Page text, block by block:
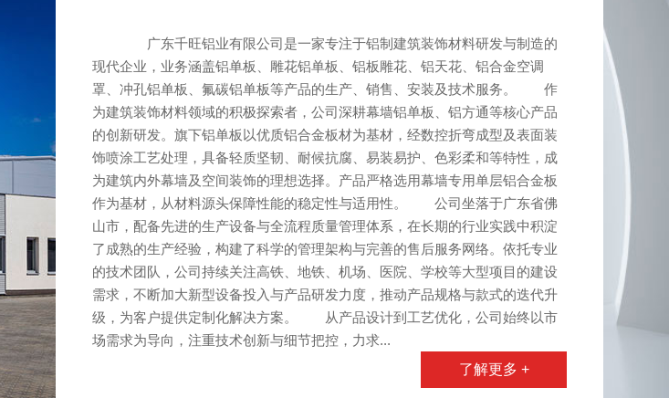
广东千旺铝业有限公司是一家专注于铝制建筑装饰材料研发与制造的
现代企业，业务涵盖铝单板、雕花铝单板、铝板雕花、铝天花、铝合金空调
罩、冲孔铝单板、氟碳铝单板等产品的生产、销售、安装及技术服务。 作
为建筑装饰材料领域的积极探索者，公司深耕幕墙铝单板、铝方通等核心产品
的创新研发。旗下铝单板以优质铝合金板材为基材，经数控折弯成型及表面装
饰喷涂工艺处理，具备轻质坚韧、耐候抗腐、易装易护、色彩柔和等特性，成
为建筑内外幕墙及空间装饰的理想选择。产品严格选用幕墙专用单层铝合金板
作为基材，从材料源头保障性能的稳定性与适用性。 公司坐落于广东省佛
山市，配备先进的生产设备与全流程质量管理体系，在长期的行业实践中积淀
了成熟的生产经验，构建了科学的管理架构与完善的售后服务网络。依托专业
的技术团队，公司持续关注高铁、地铁、机场、医院、学校等大型项目的建设
需求，不断加大新型设备投入与产品研发力度，推动产品规格与款式的迭代升
级，为客户提供定制化解决方案。 从产品设计到工艺优化，公司始终以市
场需求为导向，注重技术创新与细节把控，力求...
了解更多 +